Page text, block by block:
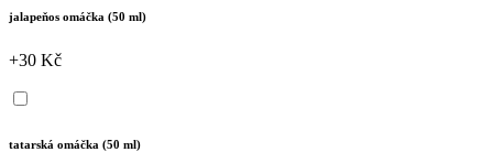
jalapeňos omáčka (50 ml)
+30 Kč
tatarská omáčka (50 ml)